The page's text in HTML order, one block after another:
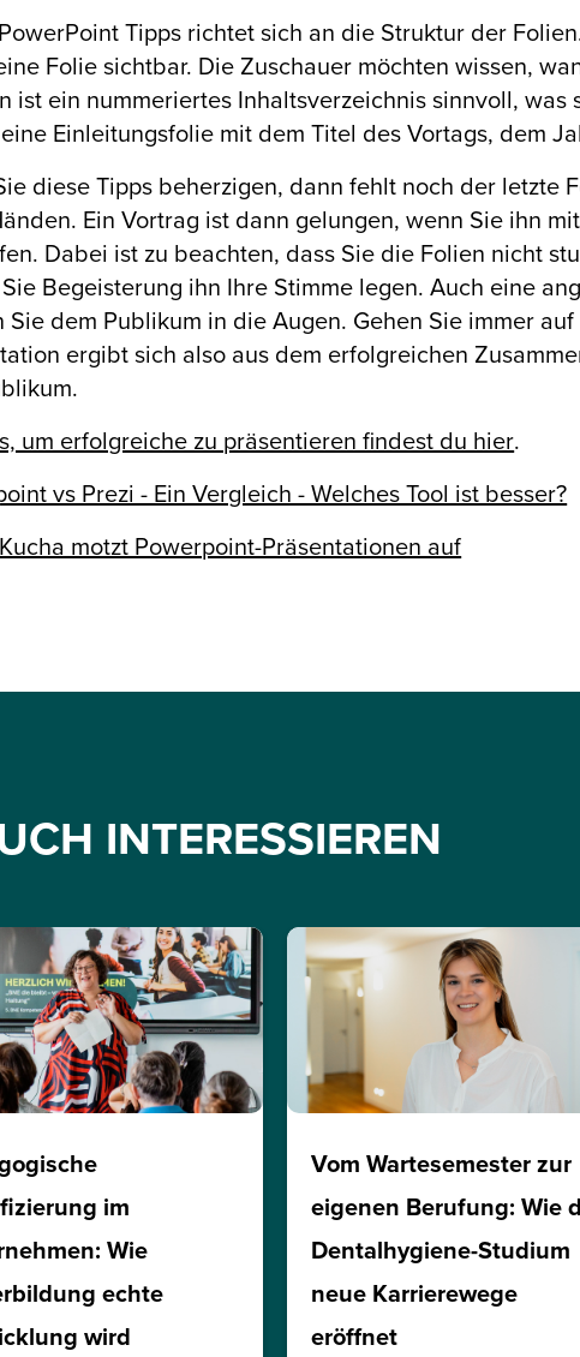
Tipps richtet sich an die Struktur der
Folie sichtbar. Die Zuschauer möchten wissen,
ist ein nummeriertes Inhaltsverzeichnis sinnvoll,
Einleitungsfolie mit dem Titel des Vortags, dem
diese Tipps beherzigen, dann fehlt noch der letzte
Ein Vortrag ist dann gelungen, wenn Sie ihn
Dabei ist zu beachten, dass Sie die Folien nicht
Begeisterung ihn Ihre Stimme legen. Auch eine
Sie dem Publikum in die Augen. Gehen Sie immer
ergibt sich also aus dem erfolgreichen
um erfolgreiche zu präsentieren findest du hier.
vs Prezi - Ein Vergleich - Welches Tool ist besser?
motzt Powerpoint-Präsentationen auf
INTERESSIEREN
im
Wie
echte
wird
Vom Wartesemester zur
eigenen Berufung: Wie
Dentalhygiene-Studium
neue Karrierewege
eröffnet